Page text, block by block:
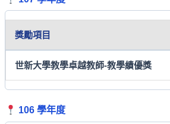
獎勵項目
世新大學教學卓越教師-教學績優獎
106 學年度